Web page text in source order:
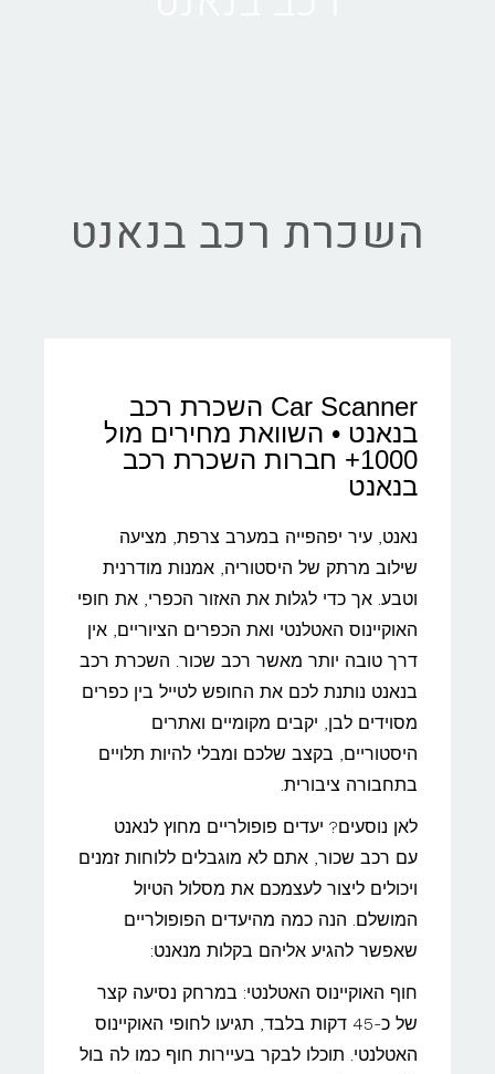
השכרת רכב בנאנט
Car Scanner השכרת רכב
בנאנט • השוואת מחירים מול
1000+ חברות השכרת רכב
בנאנט
נאנט, עיר יפהפייה במערב צרפת, מציעה
שילוב מרתק של היסטוריה, אמנות מודרנית
וטבע. אך כדי לגלות את האזור הכפרי, את חופי
האוקיינוס האטלנטי ואת הכפרים הציוריים, אין
דרך טובה יותר מאשר רכב שכור. השכרת רכב
בנאנט נותנת לכם את החופש לטייל בין כפרים
מסוידים לבן, יקבים מקומיים ואתרים
היסטוריים, בקצב שלכם ומבלי להיות תלויים
בתחבורה ציבורית.
לאן נוסעים? יעדים פופולריים מחוץ לנאנט
עם רכב שכור, אתם לא מוגבלים ללוחות זמנים
ויכולים ליצור לעצמכם את מסלול הטיול
המושלם. הנה כמה מהיעדים הפופולריים
שאפשר להגיע אליהם בקלות מנאנט:
חוף האוקיינוס האטלנטי: במרחק נסיעה קצר
של כ-45 דקות בלבד, תגיעו לחופי האוקיינוס
האטלנטי. תוכלו לבקר בעיירות חוף כמו לה בול